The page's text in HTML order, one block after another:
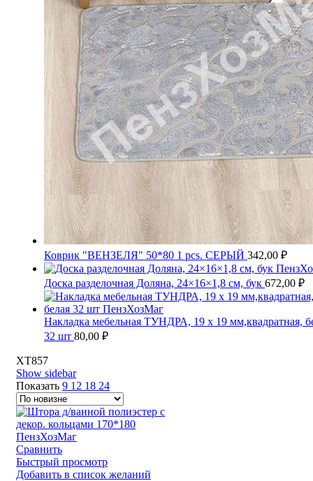
Коврик "ВЕНЗЕЛЯ" 50*80 1 pcs. СЕРЫЙ 342,00 ₽
Доска разделочная Доляна, 24×16×1,8 см, бук 672,00 ₽
Накладка мебельная ТУНДРА, 19 х 19 мм,квадратная,
32 шт 80,00 ₽
ХТ857
Show sidebar
Показать 9 12 18 24
Сравнить
Быстрый просмотр
Добавить в список желаний